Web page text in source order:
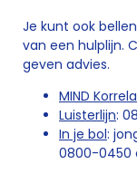
Je kunt ook
van een hulplijn.
geven advies.
MIND
Luisterlijn:
In je bol:
0800-0450